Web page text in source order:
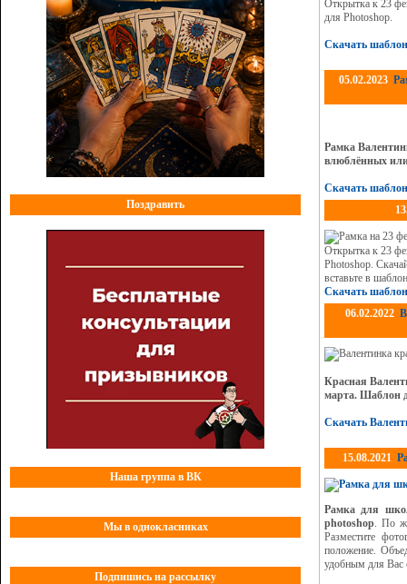
Поздравить
Наша группа в ВК
Мы в однокласниках
Подпишись на рассылку
Открытка к 23
для Photoshop.
Скачать
05.02.2023
Рамка
влюблённых
Скачать
Открытка к 23
Photoshop.
вставьте в
Скачать
06.02.2022
Красная
марта. Шаблон
Скачать
15.08.2021
Рамка для
photoshop. По
Разместите
положение.
удобным для Вас